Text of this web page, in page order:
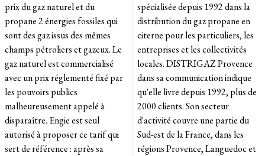
prix du gaz naturel et du
propane 2 énergies fossiles qui
sont des gaz issus des mêmes
champs pétroliers et gazeux. Le
gaz naturel est commercialisé
avec un prix réglementé fixé par
les pouvoirs publics
malheureusement appelé à
disparaître. Engie est seul
autorisé à proposer ce tarif qui
sert de référence : après sa
spécialisée depuis 1992 dans la
distribution du gaz propane en
citerne pour les particuliers, les
entreprises et les collectivités
locales. DISTRIGAZ Provence
dans sa communication indique
qu'elle livre depuis 1992, plus de
2000 clients. Son secteur
d'activité couvre une partie du
Sud-est de la France, dans les
régions Provence, Languedoc et